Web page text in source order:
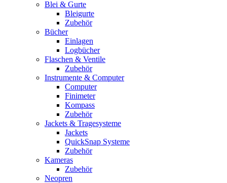
Blei & Gurte
Bleigurte
Zubehör
Bücher
Einlagen
Logbücher
Flaschen & Ventile
Zubehör
Instrumente & Computer
Computer
Finimeter
Kompass
Zubehör
Jackets & Tragesysteme
Jackets
QuickSnap Systeme
Zubehör
Kameras
Zubehör
Neopren